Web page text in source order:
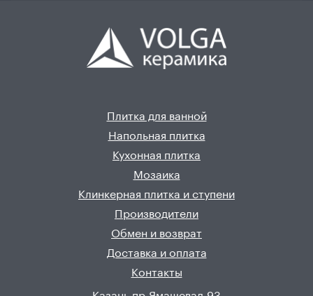
Плитка для ванной
Напольная плитка
Кухонная плитка
Мозаика
Клинкерная плитка и ступени
Производители
Обмен и возврат
Доставка и оплата
Контакты